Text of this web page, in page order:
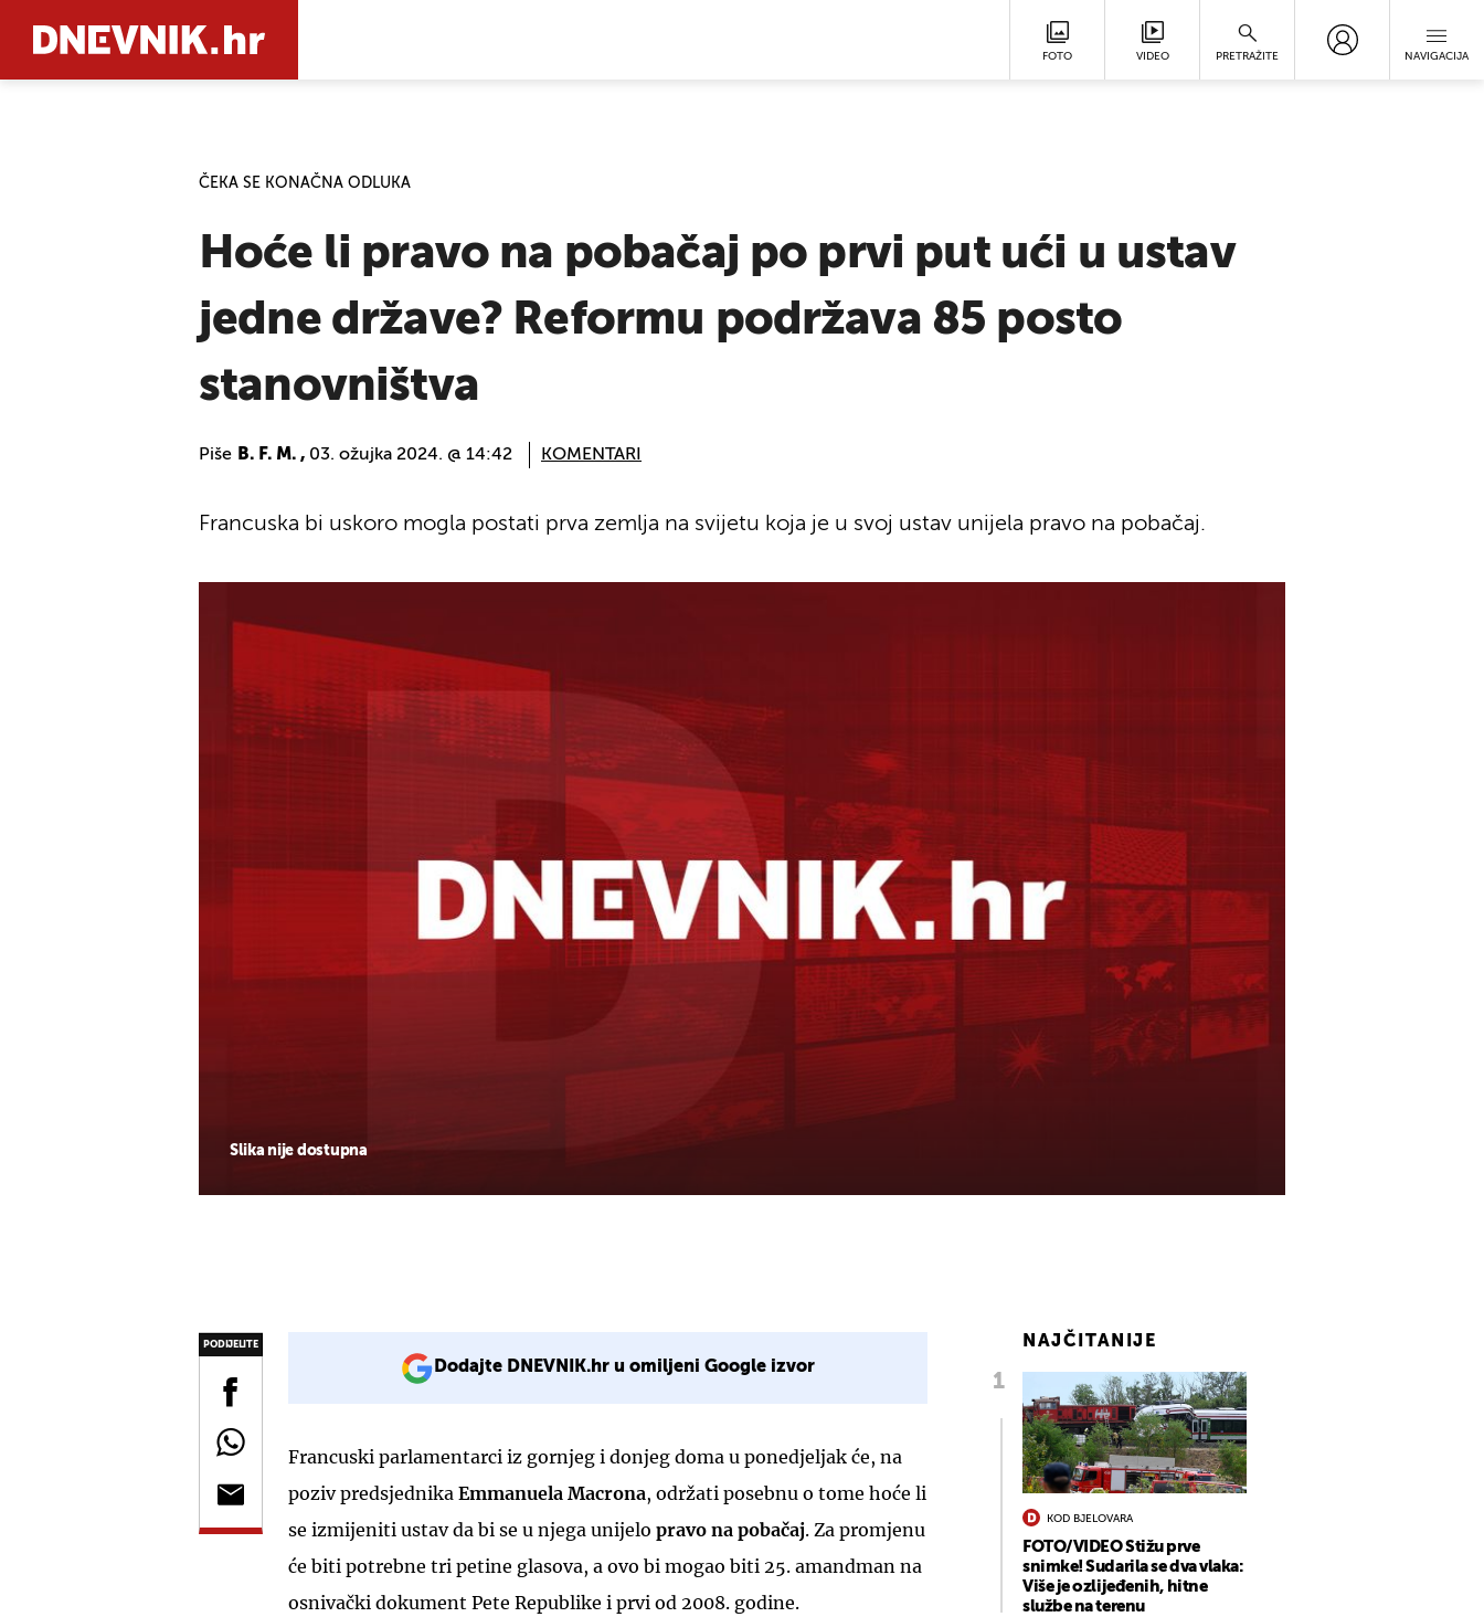
FOTO VIDEO PRETRAŽITE NAVIGACIJA
ČEKA SE KONAČNA ODLUKA
Hoće li pravo na pobačaj po prvi put ući u ustav
jedne države? Reformu podržava 85 posto
stanovništva
Piše B. F. M. , 03. ožujka 2024. @ 14:42 KOMENTARI
Slika nije dostupna
Francuska bi uskoro mogla postati prva zemlja na svijetu koja je u svoj ustav unijela pravo na pobačaj.
PODIJELITE
Dodajte DNEVNIK.hr u omiljeni Google izvor
Francuski parlamentarci iz gornjeg i donjeg doma u ponedjeljak će, na
poziv predsjednika Emmanuela Macrona, održati posebnu o tome hoće li
se izmijeniti ustav da bi se u njega unijelo pravo na pobačaj. Za promjenu
će biti potrebne tri petine glasova, a ovo bi mogao biti 25. amandman na
osnivački dokument Pete Republike i prvi od 2008. godine.
NAJČITANIJE
KOD BJELOVARA
FOTO/VIDEO Stižu prve
snimke! Sudarila se dva vlaka:
Više je ozlijeđenih, hitne
službe na terenu